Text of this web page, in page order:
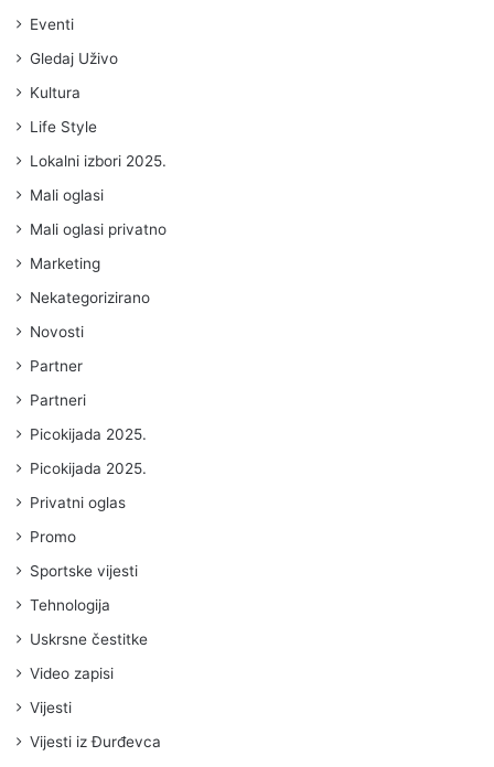
Eventi
Gledaj Uživo
Kultura
Life Style
Lokalni izbori 2025.
Mali oglasi
Mali oglasi privatno
Marketing
Nekategorizirano
Novosti
Partner
Partneri
Picokijada 2025.
Picokijada 2025.
Privatni oglas
Promo
Sportske vijesti
Tehnologija
Uskrsne čestitke
Video zapisi
Vijesti
Vijesti iz Đurđevca